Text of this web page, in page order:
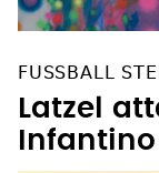
FUSSBALL
Latzel